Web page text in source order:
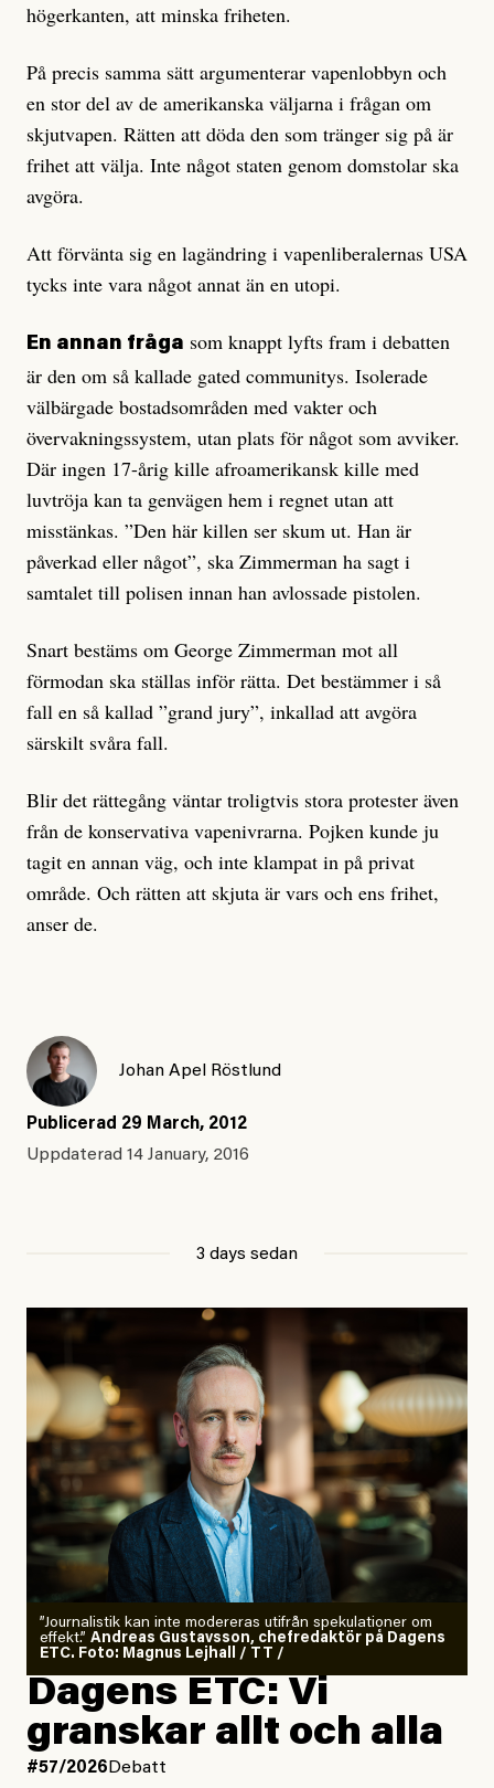
högerkanten, att minska friheten.
På precis samma sätt argumenterar vapenlobbyn och
en stor del av de amerikanska väljarna i frågan om
skjutvapen. Rätten att döda den som tränger sig på är
frihet att välja. Inte något staten genom domstolar ska
avgöra.
Att förvänta sig en lagändring i vapenliberalernas USA
tycks inte vara något annat än en utopi.
En annan fråga som knappt lyfts fram i debatten
är den om så kallade gated communitys. Isolerade
välbärgade bostadsområden med vakter och
övervakningssystem, utan plats för något som avviker.
Där ingen 17-årig kille afro­amerikansk kille med
luvtröja kan ta genvägen hem i regnet utan att
misstänkas. ”Den här killen ser skum ut. Han är
påverkad eller något”, ska Zimmerman ha sagt i
samtalet till polisen innan han avlossade pistolen.
Snart bestäms om George Zimmerman mot all
förmodan ska ställas inför rätta. Det bestämmer i så
fall en så kallad ”grand jury”, inkallad att avgöra
särskilt svåra fall.
Blir det rättegång väntar troligtvis stora protester även
från de konservativa vapenivrarna. Pojken kunde ju
tagit en annan väg, och inte klampat in på privat
område. Och rätten att skjuta är vars och ens frihet,
anser de.
Johan Apel Röstlund
Publicerad 29 March, 2012
Uppdaterad 14 January, 2016
3 days sedan
”Journalistik kan inte modereras utifrån spekulationer om
effekt.” Andreas Gustavsson, chefredaktör på Dagens
ETC. Foto: Magnus Lejhall / TT /
Dagens ETC: Vi
granskar allt och alla
#57/2026 Debatt